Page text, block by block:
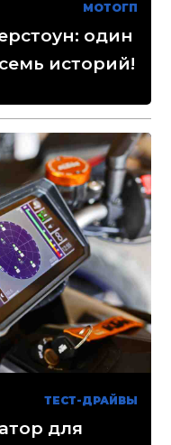
МОТОГП
один
историй!
ТЕСТ-ДРАЙВЫ
для